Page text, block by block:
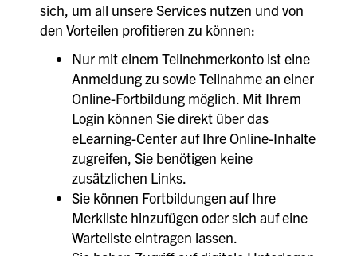
sich, um all unsere Services nutzen und von
den Vorteilen profitieren zu können:
Nur mit einem Teilnehmerkonto ist eine
Anmeldung zu sowie Teilnahme an einer
Online-Fortbildung möglich. Mit Ihrem
Login können Sie direkt über das
eLearning-Center auf Ihre Online-Inhalte
zugreifen, Sie benötigen keine
zusätzlichen Links.
Sie können Fortbildungen auf Ihre
Merkliste hinzufügen oder sich auf eine
Warteliste eintragen lassen.